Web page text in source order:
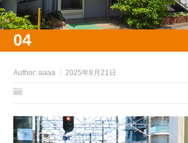
04
Author:aaaa 2025年8月21日